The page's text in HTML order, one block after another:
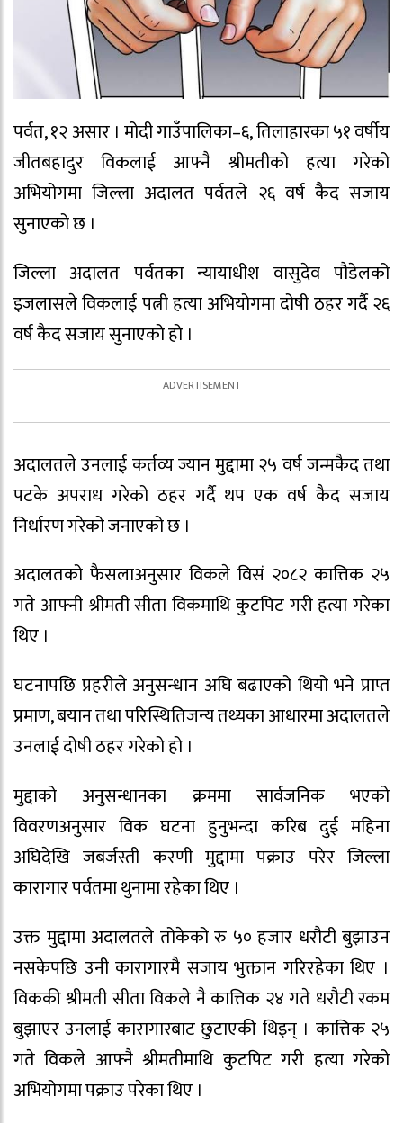
पर्वत, १२ असार । मोदी गाउँपालिका–६, तिलाहारका ५१ वर्षीय
जीतबहादुर विकलाई आफ्नै श्रीमतीको हत्या गरेको
अभियोगमा जिल्ला अदालत पर्वतले २६ वर्ष कैद सजाय
सुनाएको छ ।
जिल्ला अदालत पर्वतका न्यायाधीश वासुदेव पौडेलको
इजलासले विकलाई पत्नी हत्या अभियोगमा दोषी ठहर गर्दै २६
वर्ष कैद सजाय सुनाएको हो ।
अदालतले उनलाई कर्तव्य ज्यान मुद्दामा २५ वर्ष जन्मकैद तथा
पटके अपराध गरेको ठहर गर्दै थप एक वर्ष कैद सजाय
निर्धारण गरेको जनाएको छ ।
अदालतको फैसलाअनुसार विकले विसं २०८२ कात्तिक २५
गते आफ्नी श्रीमती सीता विकमाथि कुटपिट गरी हत्या गरेका
थिए ।
घटनापछि प्रहरीले अनुसन्धान अघि बढाएको थियो भने प्राप्त
प्रमाण, बयान तथा परिस्थितिजन्य तथ्यका आधारमा अदालतले
उनलाई दोषी ठहर गरेको हो ।
मुद्दाको अनुसन्धानका क्रममा सार्वजनिक भएको
विवरणअनुसार विक घटना हुनुभन्दा करिब दुई महिना
अघिदेखि जबर्जस्ती करणी मुद्दामा पक्राउ परेर जिल्ला
कारागार पर्वतमा थुनामा रहेका थिए ।
उक्त मुद्दामा अदालतले तोकेको रु ५० हजार धरौटी बुझाउन
नसकेपछि उनी कारागारमै सजाय भुक्तान गरिरहेका थिए ।
विककी श्रीमती सीता विकले नै कात्तिक २४ गते धरौटी रकम
बुझाएर उनलाई कारागारबाट छुटाएकी थिइन् । कात्तिक २५
गते विकले आफ्नै श्रीमतीमाथि कुटपिट गरी हत्या गरेको
अभियोगमा पक्राउ परेका थिए ।